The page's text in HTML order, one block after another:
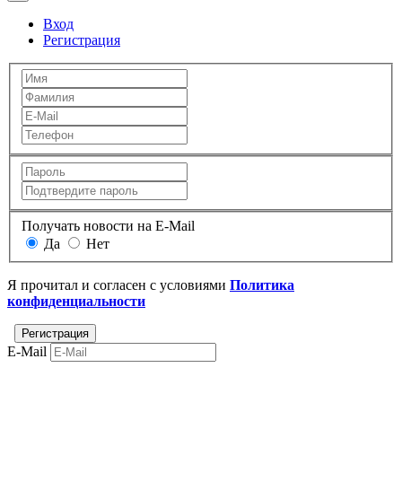
Вход
Регистрация
Получать новости на E-Mail
Да
Нет
Я прочитал и согласен с условиями Политика
конфиденциальности
E-Mail